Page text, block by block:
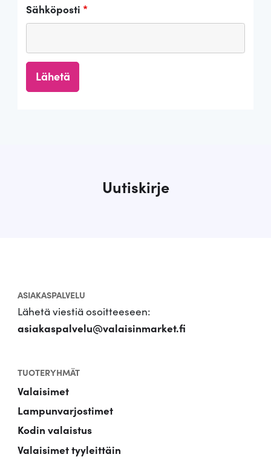
Sähköposti *
Uutiskirje
ASIAKASPALVELU
Lähetä viestiä osoitteeseen:
asiakaspalvelu@valaisinmarket.fi
TUOTERYHMÄT
Valaisimet
Lampunvarjostimet
Kodin valaistus
Valaisimet tyyleittäin